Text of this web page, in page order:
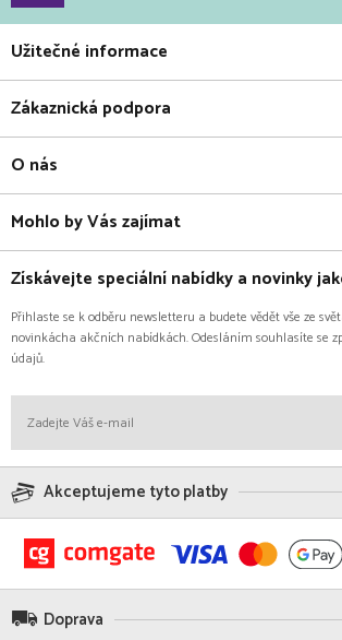
Užitečné informace
Zákaznická podpora
O nás
Mohlo by Vás zajímat
Získávejte speciální nabídky a novinky
Přihlaste se k odběru newsletteru a budete vědět vše ze
novinkácha akčních nabídkách. Odesláním souhlasíte se
údajů.
Akceptujeme tyto platby
Doprava